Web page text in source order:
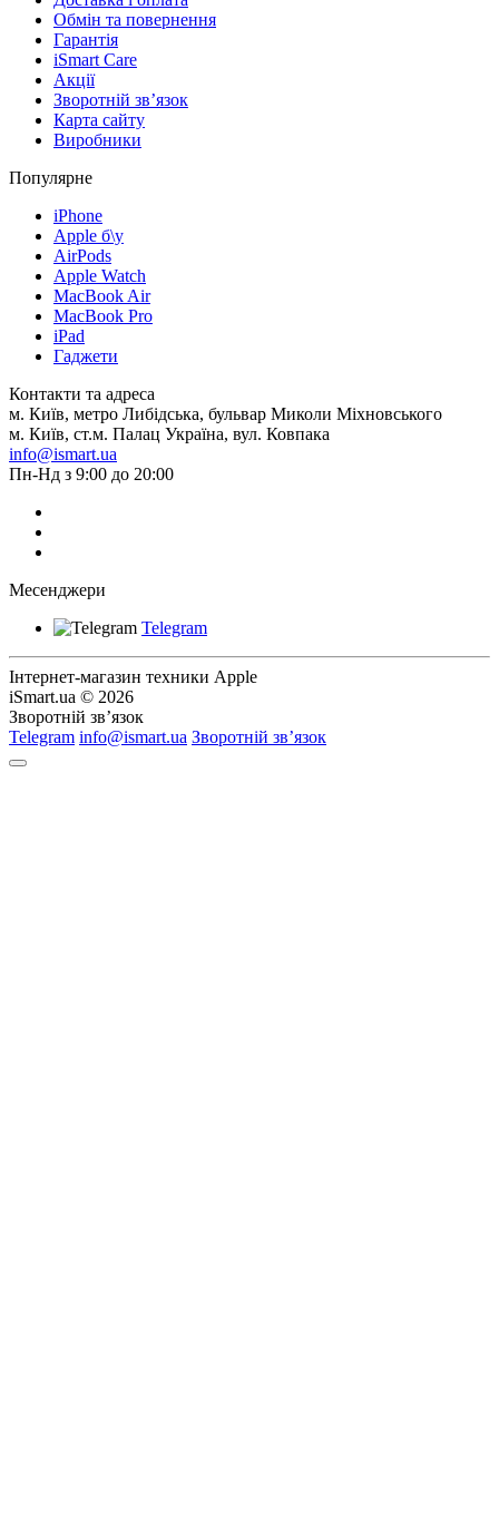
Обмін та повернення
Гарантія
iSmart Care
Акції
Зворотній зв’язок
Карта сайту
Виробники
Популярне
iPhone
Apple б\у
AirPods
Apple Watch
MacBook Air
MacBook Pro
iPad
Гаджети
Контакти та адреса
м. Київ, метро Либідська, бульвар Миколи Міхновського
м. Київ, ст.м. Палац Україна, вул. Ковпака
info@ismart.ua
Пн-Нд з 9:00 до 20:00
Месенджери
Telegram
Інтернет-магазин техники Apple
iSmart.ua © 2026
Зворотній зв’язок
Telegram info@ismart.ua Зворотній зв’язок